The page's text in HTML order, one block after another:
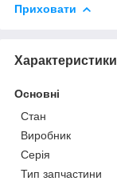
Приховати
Характеристики
Основні
Стан
Виробник
Серія
Тип запчастини